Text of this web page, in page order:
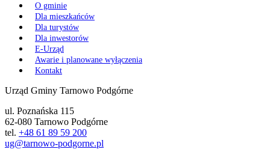
O gminie
Dla mieszkańców
Dla turystów
Dla inwestorów
E-Urząd
Awarie i planowane wyłączenia
Kontakt
Urząd Gminy Tarnowo Podgórne
ul. Poznańska 115
62-080 Tarnowo Podgórne
tel. +48 61 89 59 200
ug@tarnowo-podgorne.pl